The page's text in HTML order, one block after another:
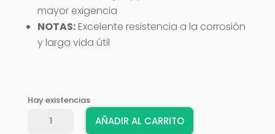
mayor exigencia
NOTAS:Excelente resistencia a la corrosión
y larga vida útil
Hay existencias
CANDADO
AÑADIR AL CARRITO